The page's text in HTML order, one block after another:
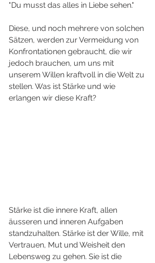
"Du musst das alles in Liebe sehen."
Diese, und noch mehrere von solchen
Sätzen, werden zur Vermeidung von
Konfrontationen gebraucht, die wir
jedoch brauchen, um uns mit
unserem Willen kraftvoll in die Welt zu
stellen. Was ist Stärke und wie
erlangen wir diese Kraft?
Stärke ist die innere Kraft, allen
äusseren und inneren Aufgaben
standzuhalten. Stärke ist der Wille, mit
Vertrauen, Mut und Weisheit den
Lebensweg zu gehen. Sie ist die